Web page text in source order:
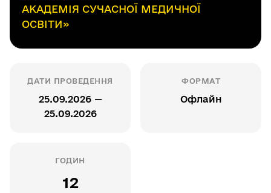
АКАДЕМІЯ СУЧАСНОЇ МЕДИЧНОЇ
ОСВІТИ»
ДАТИ ПРОВЕДЕННЯ
25.09.2026 —
25.09.2026
ФОРМАТ
Офлайн
ГОДИН
12